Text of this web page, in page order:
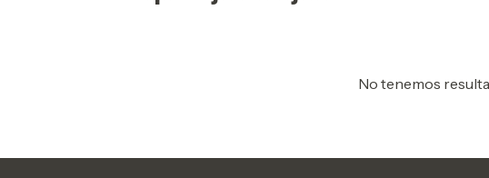
No tenemos